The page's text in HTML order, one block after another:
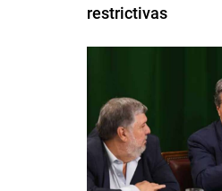
restrictivas